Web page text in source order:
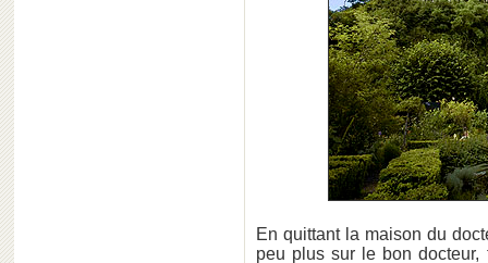
En quittant la maison du
peu plus sur le bon docteur,